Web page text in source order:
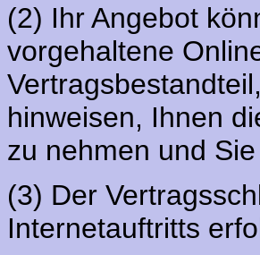
(2) Ihr Angebot
vorgehaltene
hinweisen, Ihnen
zu nehmen und
(3) Der
Internetauftritts